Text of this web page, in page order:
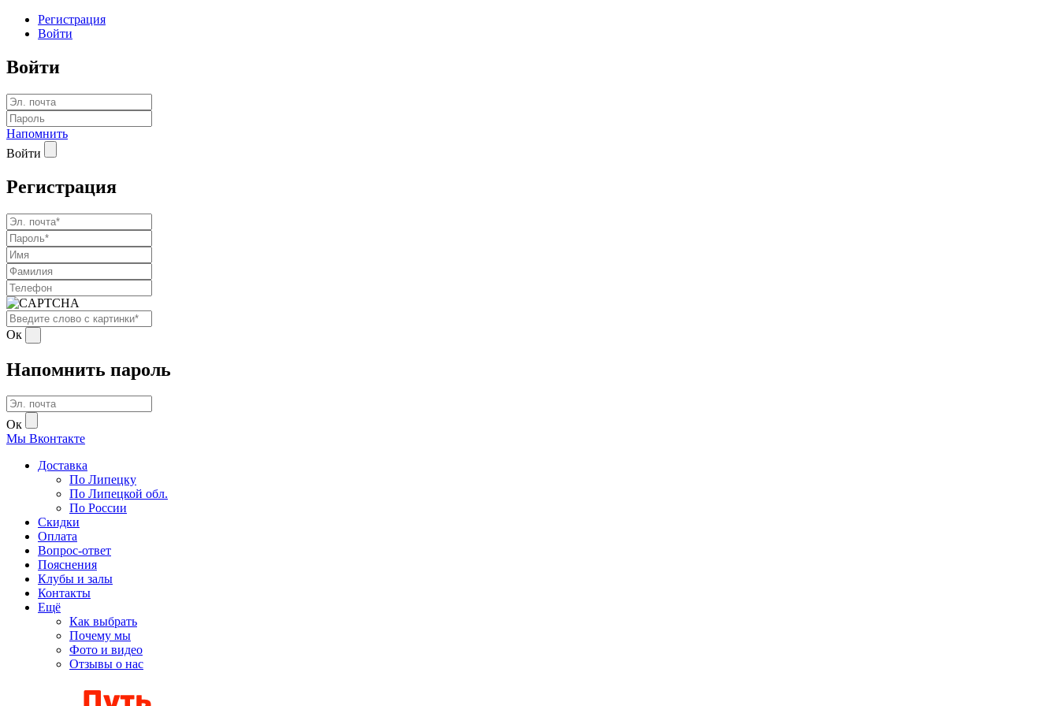
Регистрация
Войти
Войти
Напомнить
Войти
Регистрация
Ок
Напомнить пароль
Ок
Мы Вконтакте
Доставка
По Липецку
По Липецкой обл.
По России
Скидки
Оплата
Вопрос-ответ
Пояснения
Клубы и залы
Контакты
Ещё
Как выбрать
Почему мы
Фото и видео
Отзывы о нас